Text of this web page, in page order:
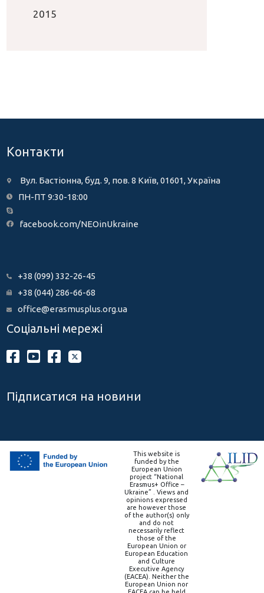
2015
Контакти
Вул. Бастіонна, буд. 9, пов. 8 Київ, 01601, Україна
ПН-ПТ 9:30-18:00
facebook.com/NEOinUkraine
+38 (099) 332-26-45
+38 (044) 286-66-68
office@erasmusplus.org.ua
Соціальні мережі
Підписатися на новини
This website is
funded by the
European Union
project “National
Erasmus+ Office –
Ukraine” . Views and
opinions expressed
are however those
of the author(s) only
and do not
necessarily reflect
those of the
European Union or
European Education
and Culture
Executive Agency
(EACEA). Neither the
European Union nor